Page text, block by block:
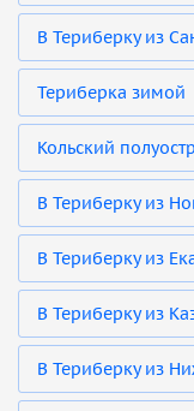
В Териберку из
Териберка зимой
Кольский
В Териберку из
В Териберку из
В Териберку из
В Териберку из